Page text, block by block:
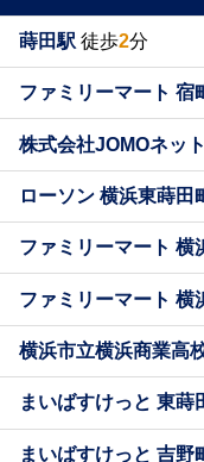
蒔田駅 徒歩2分
ファミリーマート 宿
株式会社JOMOネッ
ローソン 横浜東蒔田
ファミリーマート 横
ファミリーマート 横
横浜市立横浜商業高
まいばすけっと 東蒔
まいばすけっと 吉野